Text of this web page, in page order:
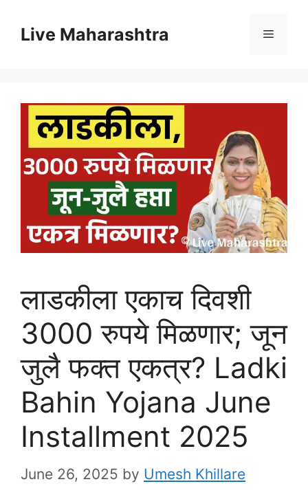
Live Maharashtra Menu
लाडकीला एकाच दिवशी
3000 रुपये मिळणार; जून
जुलै फक्त एकत्र? Ladki
Bahin Yojana June
Installment 2025
June 26, 2025 by Umesh Khillare